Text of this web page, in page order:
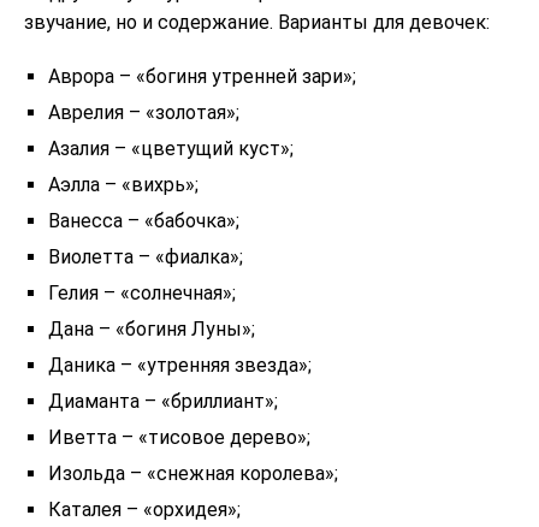
звучание, но и содержание. Варианты для девочек:
Аврора – «богиня утренней зари»;
Аврелия – «золотая»;
Азалия – «цветущий куст»;
Аэлла – «вихрь»;
Ванесса – «бабочка»;
Виолетта – «фиалка»;
Гелия – «солнечная»;
Дана – «богиня Луны»;
Даника – «утренняя звезда»;
Диаманта – «бриллиант»;
Иветта – «тисовое дерево»;
Изольда – «снежная королева»;
Каталея – «орхидея»;